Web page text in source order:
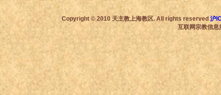
Copyright © 2010 天主教上海教区. All rights reserved 沪
互联网宗教信息服